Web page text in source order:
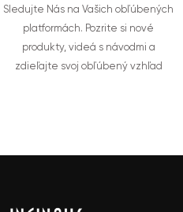
Sledujte Nás na Vašich obľúbených
platformách. Pozrite si nové
produkty, videá s návodmi a
zdieľajte svoj obľúbený vzhľad